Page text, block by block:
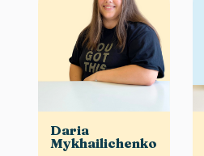
Daria
Mykhailichenko